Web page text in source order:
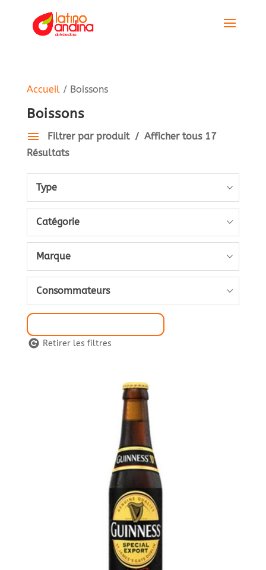
Accueil/ Boissons
Boissons
Filtrer par produit
Afficher tous 17
Résultats
Type
Catégorie
Marque
Consommateurs
Retirer les filtres